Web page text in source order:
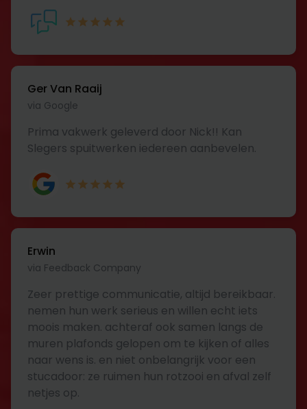
Ger Van Raaij
via Google
Prima vakwerk geleverd door Nick!! Kan
Slegers spuitwerken iedereen aanbevelen.
Erwin
via Feedback Company
Zeer prettige communicatie, altijd bereikbaar.
nemen hun werk serieus en willen echt iets
moois maken. achteraf ook samen langs de
muren plafonds gelopen om te kijken of alles
naar wens is. en niet onbelangrijk voor een
stucadoor: ze ruimen hun rotzooi en afval zelf
netjes op.